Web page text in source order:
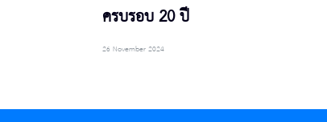
ครบรอบ 20 ปี
26 November 2024